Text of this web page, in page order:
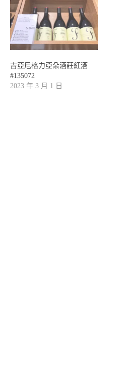
吉亞尼格力亞朵酒莊紅酒
#135072
2023 年 3 月 1 日